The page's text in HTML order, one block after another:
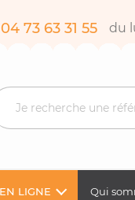
04 73 63 31 55 du
LIGNE Qui